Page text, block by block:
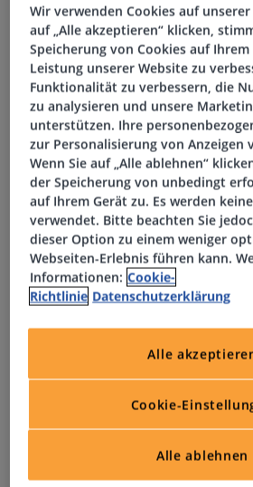
Erfassung und Buchung von
Überwachung offener Posten und
Mahnwesens
Abstimmung und Pflege der
Klärung von Zahlungsdifferenzen in
Kunden und Fachabteilungen
Unterstützung bei Monats- und
Stammdatenpflege im
Ihr Profil
Abgeschlossene kaufmännische
Zusatzqualifikation im Finanz- und
Berufserfahrung in der
Sicherer Umgang mit
DATEV, Navision o. ä.) sowie MS
Selbstständige, strukturierte und
Kommunikationsfähigkeit und
Wir verwenden Cookies auf
auf „Alle akzeptieren“ klicken,
Speicherung von Cookies auf
Leistung unserer Website zu
Funktionalität zu verbessern, die
zu analysieren und unsere
unterstützen. Ihre
zur Personalisierung von Anzeigen
Wenn Sie auf „Alle ablehnen“
der Speicherung von unbedingt
auf Ihrem Gerät zu. Es werden
verwendet. Bitte beachten Sie
dieser Option zu einem weniger
Webseiten-Erlebnis führen kann.
Informationen: Cookie-
Richtlinie Datenschutzerklärung
Cookie-
Alle ablehnen
Alle